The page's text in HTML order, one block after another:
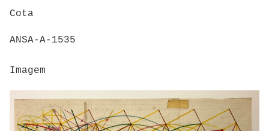
Cota
ANSA-A-1535
Imagem